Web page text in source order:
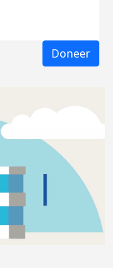
Doneer